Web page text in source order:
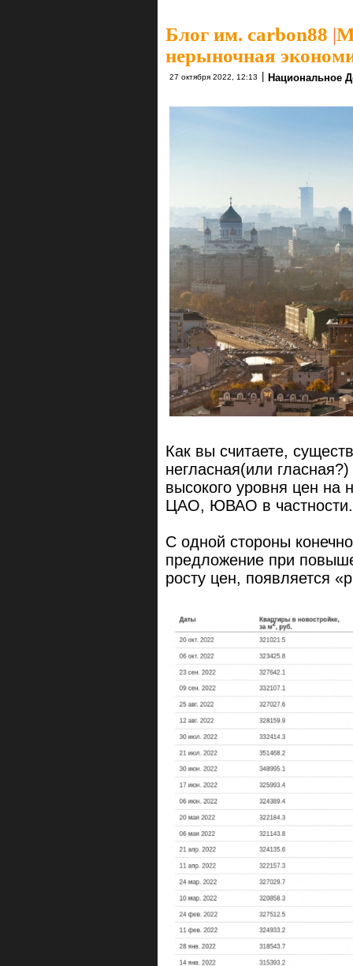
Блог им. carbon88 |
нерыночная
27 октября 2022, 12:13 | Национальное
Как вы считаете,
негласная(или
высокого уровня цен на
ЦАО, ЮВАО в частности.
С одной стороны
предложение при
росту цен, появляется